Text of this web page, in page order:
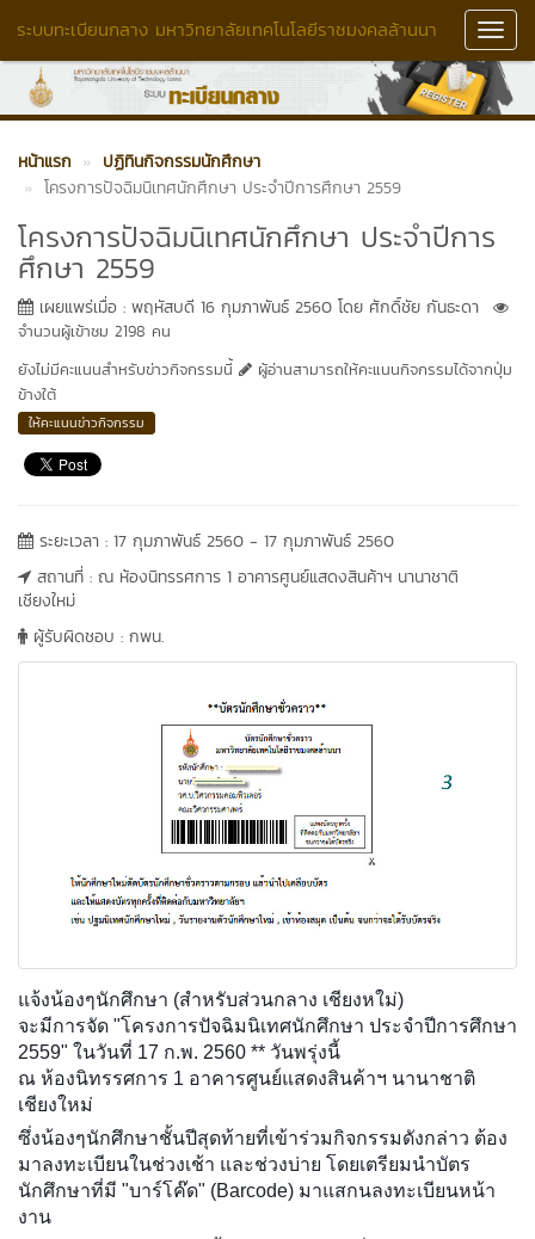
ระบบทะเบียนกลาง มหาวิทยาลัยเทคโนโลยีราชมงคลล้านนา
หน้าแรก
ปฏิทินกิจกรรมนักศึกษา
โครงการปัจฉิมนิเทศนักศึกษา ประจำปีการศึกษา 2559
โครงการปัจฉิมนิเทศนักศึกษา ประจำปีการ
ศึกษา 2559
เผยแพร่เมื่อ : พฤหัสบดี 16 กุมภาพันธ์ 2560 โดย ศักดิ์ชัย กันธะดา
จำนวนผู้เข้าชม 2198 คน
ยังไม่มีคะแนนสำหรับข่าวกิจกรรมนี้
ผู้อ่านสามารถให้คะแนนกิจกรรมได้จากปุ่ม
ข้างใต้
ให้คะแนนข่าวกิจกรรม
ระยะเวลา : 17 กุมภาพันธ์ 2560 - 17 กุมภาพันธ์ 2560
สถานที่ : ณ ห้องนิทรรศการ 1 อาคารศูนย์แสดงสินค้าฯ นานาชาติ
เชียงใหม่
ผู้รับผิดชอบ : กพน.
แจ้งน้องๆนักศึกษา (สำหรับส่วนกลาง เชียงหใม่)
จะมีการจัด "โครงการปัจฉิมนิเทศนักศึกษา ประจำปีการศึกษา
2559" ในวันที่ 17 ก.พ. 2560 ** วันพรุ่งนี้
ณ ห้องนิทรรศการ 1 อาคารศูนย์แสดงสินค้าฯ นานาชาติ
เชียงใหม่
ซึ่งน้องๆนักศึกษาชั้นปีสุดท้ายที่เข้าร่วมกิจกรรมดังกล่าว ต้อง
มาลงทะเบียนในช่วงเช้า และช่วงบ่าย โดยเตรียมนำบัตร
นักศึกษาที่มี "บาร์โค๊ด" (Barcode) มาแสกนลงทะเบียนหน้า
งาน